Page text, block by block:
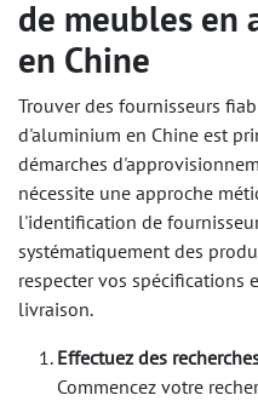
de meubles en
en Chine
Trouver des fournisseurs
d'aluminium en Chine est
démarches
nécessite une approche
l'identification de
systématiquement des
respecter vos spécifications
livraison.
Effectuez des
Commencez votre